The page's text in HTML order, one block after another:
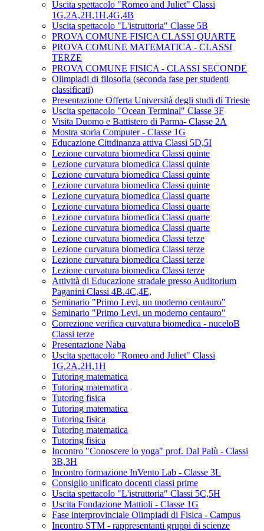
Uscita spettacolo "Romeo and Juliet" Classi
1G,2A,2H,1H,4G,4B
Uscita spettacolo "L'istruttoria" Classe 5B
PROVA COMUNE FISICA CLASSI QUARTE
PROVA COMUNE MATEMATICA - CLASSI
TERZE
PROVA COMUNE FISICA - CLASSI SECONDE
Olimpiadi di filosofia (seconda fase per studenti
classificati)
Presentazione Offerta Università degli studi di Trieste
Uscita spettacolo "Ocean Terminal" Classe 3F
Visita Duomo e Battistero di Parma- Classe 2A
Mostra storia Computer - Classe 1G
Educazione Cittdinanza attiva Classi 5D,5I
Lezione curvatura biomedica Classi quinte
Lezione curvatura biomedica Classi quinte
Lezione curvatura biomedica Classi quinte
Lezione curvatura biomedica Classi quinte
Lezione curvatura biomedica Classi quarte
Lezione curvatura biomedica Classi quarte
Lezione curvatura biomedica Classi quarte
Lezione curvatura biomedica Classi quarte
Lezione curvatura biomedica Classi terze
Lezione curvatura biomedica Classi terze
Lezione curvatura biomedica Classi terze
Lezione curvatura biomedica Classi terze
Attività di Educazione stradale presso Auditorium
Paganini Classi 4B.4C,4E,
Seminario "Primo Levi, un moderno centauro"
Seminario "Primo Levi, un moderno centauro"
Correzione verifica curvatura biomedica - nuceloB
Classi terze
Presentazione Naba
Uscita spettacolo "Romeo and Juliet" Classi
1G,2A,2H,1H
Tutoring matematica
Tutoring matematica
Tutoring fisica
Tutoring matematica
Tutoring fisica
Tutoring matematica
Tutoring fisica
Incontro "Conoscere lo yoga" prof. Dal Palù - Classi
3B,3H
Incontro formazione InVento Lab - Classe 3L
Consiglio unificato docenti classi prime
Uscita spettacolo "L'istruttoria" Classi 5C,5H
Uscita Fondazione Mattioli - Classe 1G
Fase interprovinciale Olimpiadi di Fisica - Campus
Incontro STM - rappresentanti gruppi di scienze